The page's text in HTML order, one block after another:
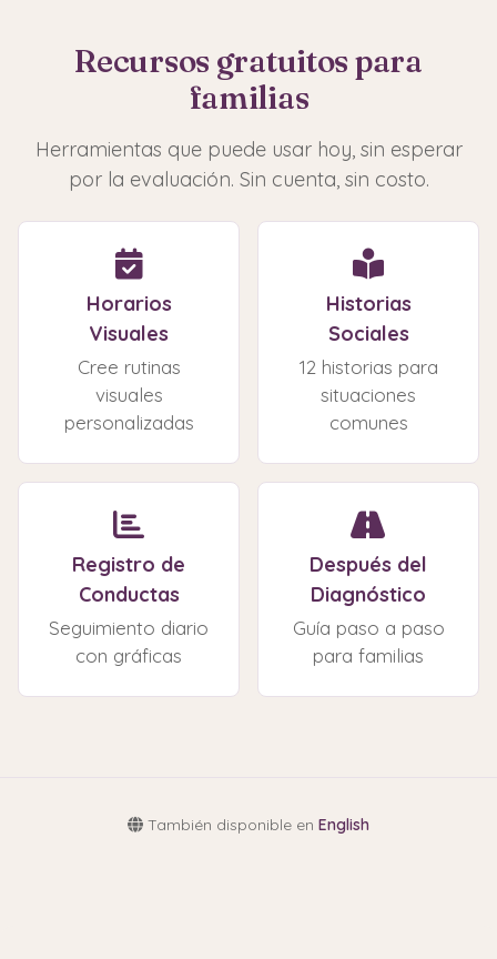
intervención temprana e intensiva produce los
mejores resultados.
a evaluar a su hijo sin costo si usted lo solicita por
escrito (bajo IDEA Parte B). También puede
salud local para encontrar servicios en su área.
Recursos gratuitos para
familias
Herramientas que puede usar hoy, sin esperar
por la evaluación. Sin cuenta, sin costo.
Horarios
Visuales
Cree rutinas
visuales
personalizadas
Historias
Sociales
12 historias para
situaciones
comunes
Registro de
Conductas
Seguimiento diario
con gráficas
Después del
Diagnóstico
Guía paso a paso
para familias
También disponible en English